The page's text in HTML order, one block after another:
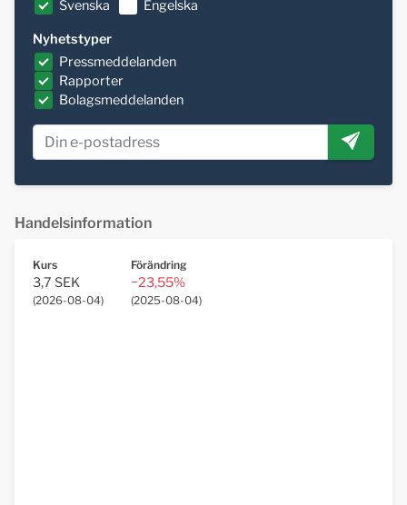
Svenska
Engelska
Nyhetstyper
Pressmeddelanden
Rapporter
Bolagsmeddelanden
Handelsinformation
Kurs
3,7 SEK
(2026-08-04)
Förändring
−23,55%
(2025-08-04)